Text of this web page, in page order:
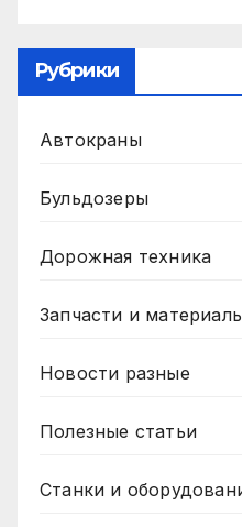
Рубрики
Автокраны
Бульдозеры
Дорожная техника
Запчасти и
Новости разные
Полезные статьи
Станки и